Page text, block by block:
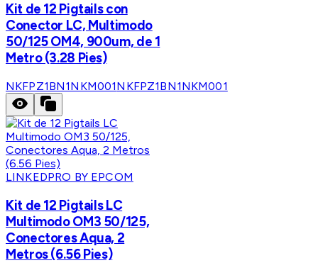
Kit de 12 Pigtails con
Conector LC, Multimodo
50/125 OM4, 900um, de 1
Metro (3.28 Pies)
NKFPZ1BN1NKM001NKFPZ1BN1NKM001
LINKEDPRO BY EPCOM
Kit de 12 Pigtails LC
Multimodo OM3 50/125,
Conectores Aqua, 2
Metros (6.56 Pies)